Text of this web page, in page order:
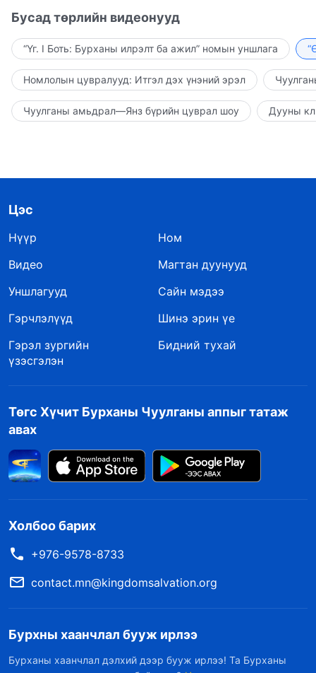
Бусад төрлийн видеонууд
“Үг. I Боть: Бурханы илрэлт ба ажил” номын уншлага
Номлолын цувралууд: Итгэл дэх үнэний эрэл
Чуулганы амьдрал—Янз бүрийн цуврал шоу Дууны
Цэс
Нүүр
Ном
Видео
Магтан дуунууд
Уншлагууд
Сайн мэдээ
Гэрчлэлүүд
Шинэ эрин үе
Гэрэл зургийн
үзэсгэлэн
Бидний тухай
Төгс Хүчит Бурханы Чуулганы аппыг татаж
авах
Холбоо барих
+976-9578-8733
contact.mn@kingdomsalvation.org
Бурхны хаанчлал бууж ирлээ
Бурханы хаанчлал дэлхий дээр бууж ирлээ! Та Бурханы